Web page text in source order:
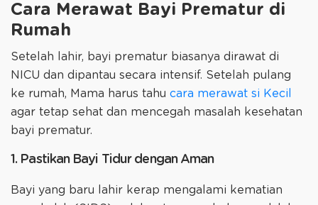
Cara Merawat Bayi Prematur di
Rumah
Setelah lahir, bayi prematur biasanya dirawat di
NICU dan dipantau secara intensif. Setelah pulang
ke rumah, Mama harus tahu cara merawat si Kecil
agar tetap sehat dan mencegah masalah kesehatan
bayi prematur.
1. Pastikan Bayi Tidur dengan Aman
Bayi yang baru lahir kerap mengalami kematian